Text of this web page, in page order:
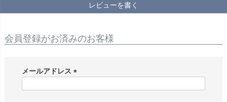
レビューを書く
会員登録がお済みのお客様
メールアドレス